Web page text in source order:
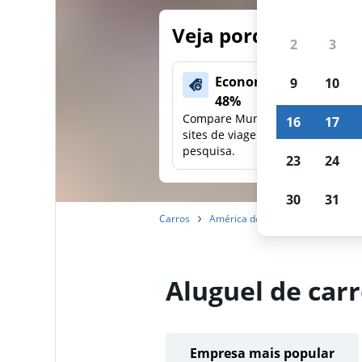
Veja porque
Economize mais de
48%
Compare Mundi com outros
sites de viagens em uma única
pesquisa.
Carros América do Sul
Aluguel de
Empresa mais popular
2 3
9 10
16 17
23 24
30 31